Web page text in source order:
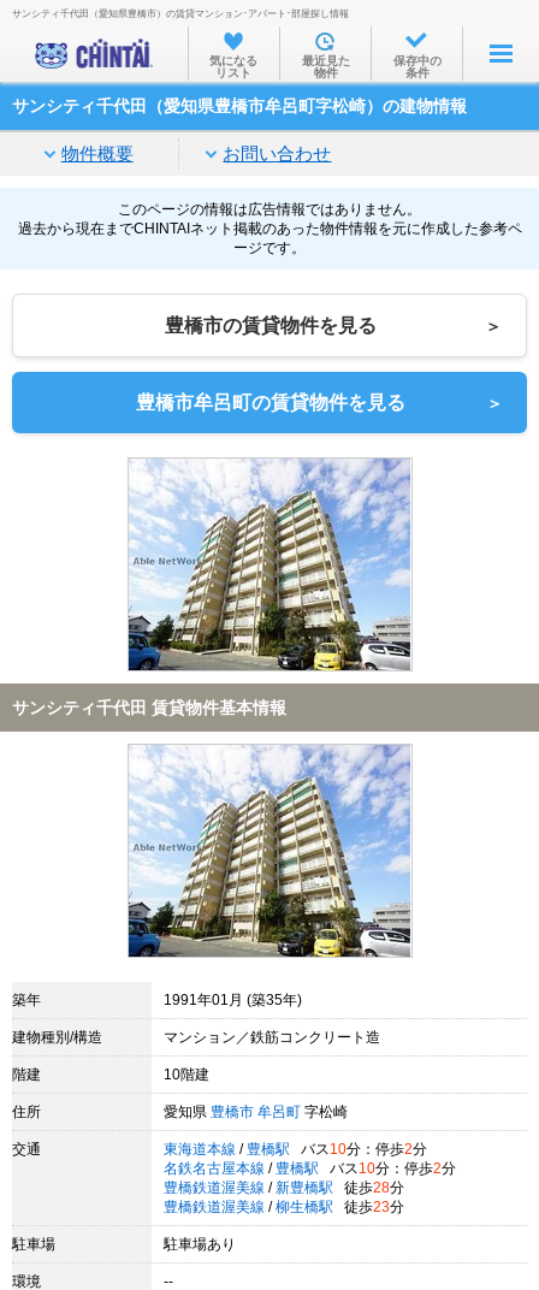
お部屋を探す
沿線・駅から
家賃相場から
通勤通学時間から
物件特集から
不動産会社から
TOP
サンシティ千代田（愛知県豊橋市）の賃貸マンション･アパート･部屋探し情報
気になる
リスト
最近見た
物件
保存中の
条件
サンシティ千代田（愛知県豊橋市牟呂町字松崎）の建物情報
物件概要 お問い合わせ
このページの情報は広告情報ではありません。
過去から現在までCHINTAIネット掲載のあった物件情報を元に作成した参考ペ
ージです。
豊橋市の賃貸物件を見る ＞
豊橋市牟呂町の賃貸物件を見る ＞
サンシティ千代田 賃貸物件基本情報
築年 1991年01月 (築35年)
建物種別/構造 マンション／鉄筋コンクリート造
階建 10階建
住所 愛知県 豊橋市 牟呂町 字松崎
交通 東海道本線 / 豊橋駅 バス 10分：停歩2分
名鉄名古屋本線 / 豊橋駅 バス 10分：停歩2分
豊橋鉄道渥美線 / 新豊橋駅 徒歩28分
豊橋鉄道渥美線 / 柳生橋駅 徒歩23分
駐車場 駐車場あり
環境
--